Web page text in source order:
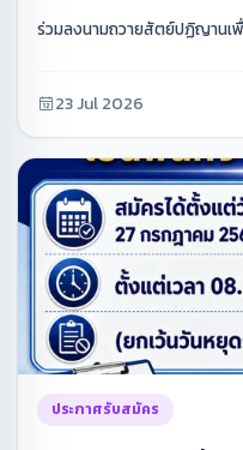
ร่วมลงนามถวายสัตย์ปฏิญานเ
23 Jul 2026
ประกาศรับสมัคร